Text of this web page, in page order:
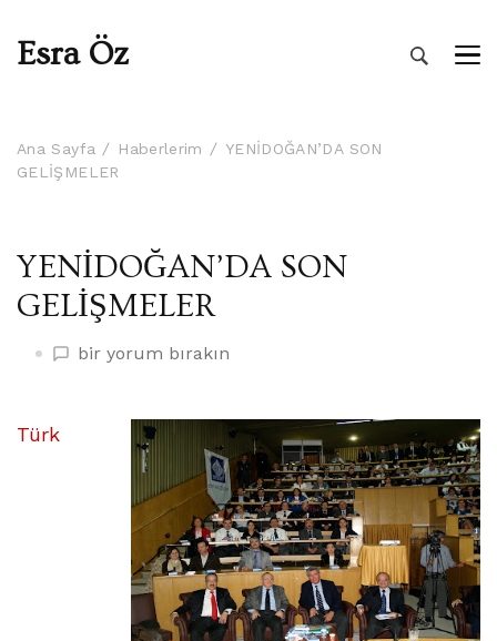
Esra Öz
Ana Sayfa Haberlerim
YENİDOĞAN’DA SON
GELİŞMELER
YENİDOĞAN’DA SON
GELİŞMELER
YENİDOĞAN’DA
bir yorum bırakın
Türk